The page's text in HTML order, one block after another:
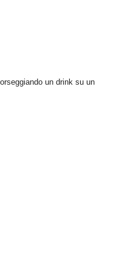
un drink su un